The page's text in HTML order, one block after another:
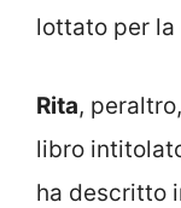
lottato per la
Rita,
libro
ha descritto